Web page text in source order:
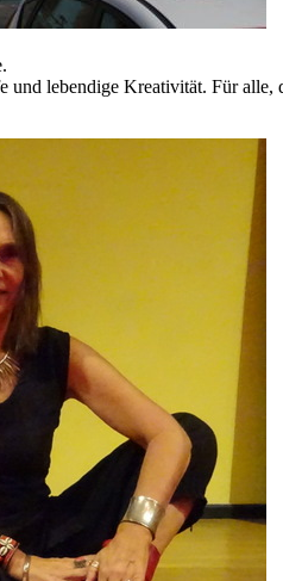
und lebendige Kreativität. Für